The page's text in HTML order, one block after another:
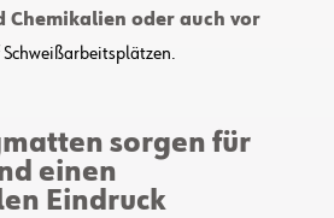
Chemikalien oder auch vor
sorgen für
einen
Eindruck